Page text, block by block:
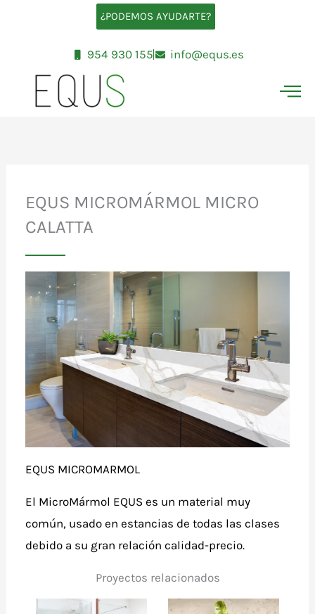
¿PODEMOS AYUDARTE?
954 930 155 info@equs.es
EQUS MICROMÁRMOL MICRO
CALATTA
EQUS MICROMARMOL
El MicroMármol EQUS es un material muy
común, usado en estancias de todas las clases
debido a su gran relación calidad-precio.
Proyectos relacionados